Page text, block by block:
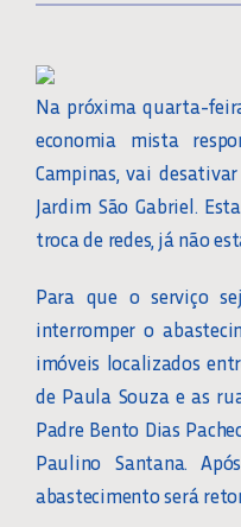
Na próxima quarta-
economia mista
Campinas, vai
Jardim São Gabriel.
troca de redes, já não
Para que o serviço
interromper o
imóveis localizados
de Paula Souza e as
Padre Bento Dias
Paulino Santana.
abastecimento será